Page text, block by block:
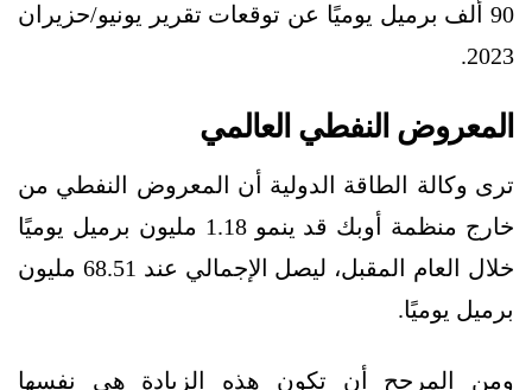
90 ألف برميل يوميًا عن توقعات تقرير يونيو/حزيران
2023.
المعروض النفطي العالمي
ترى وكالة الطاقة الدولية أن المعروض النفطي من
خارج منظمة أوبك قد ينمو 1.18 مليون برميل يوميًا
خلال العام المقبل، ليصل الإجمالي عند 68.51 مليون
برميل يوميًا.
ومن المرجح أن تكون هذه الزيادة هي نفسها